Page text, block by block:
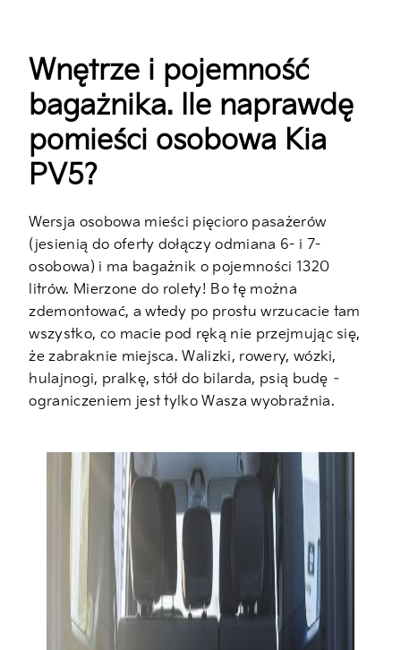
Wnętrze i pojemność
bagażnika. Ile naprawdę
pomieści osobowa Kia
PV5?
Wersja osobowa mieści pięcioro pasażerów
(jesienią do oferty dołączy odmiana 6- i 7-
osobowa) i ma bagażnik o pojemności 1320
litrów. Mierzone do rolety! Bo tę można
zdemontować, a wtedy po prostu wrzucacie tam
wszystko, co macie pod ręką nie przejmując się,
że zabraknie miejsca. Walizki, rowery, wózki,
hulajnogi, pralkę, stół do bilarda, psią budę –
ograniczeniem jest tylko Wasza wyobraźnia.